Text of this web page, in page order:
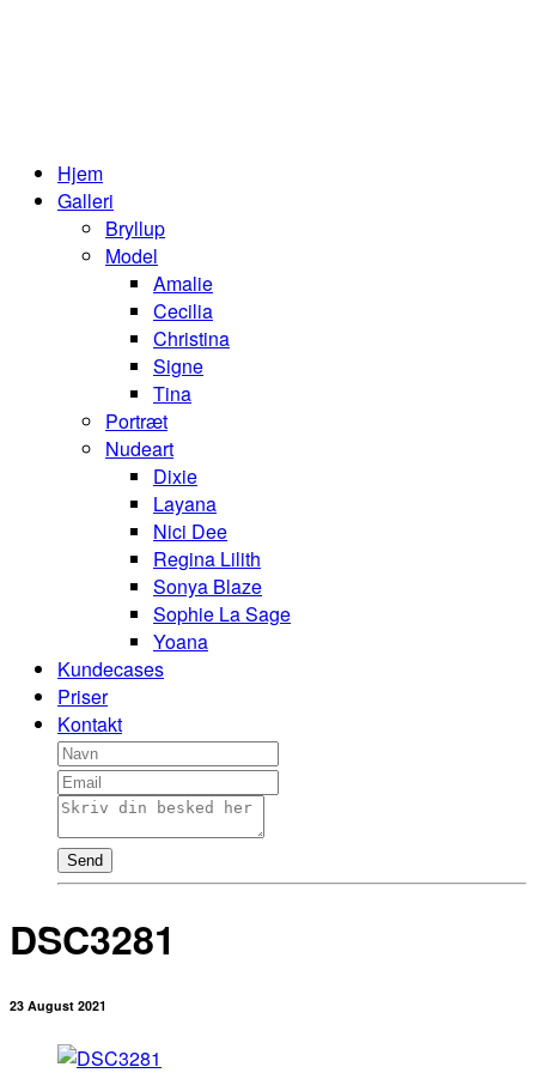
Hjem
Galleri
Bryllup
Model
Amalie
Cecilia
Christina
Signe
Tina
Portræt
Nudeart
Dixie
Layana
Nici Dee
Regina Lilith
Sonya Blaze
Sophie La Sage
Yoana
Kundecases
Priser
Kontakt
Send
DSC3281
23 August 2021